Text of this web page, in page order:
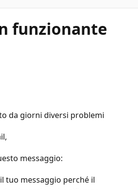
funzionante
da giorni diversi problemi
messaggio:
tuo messaggio perché il